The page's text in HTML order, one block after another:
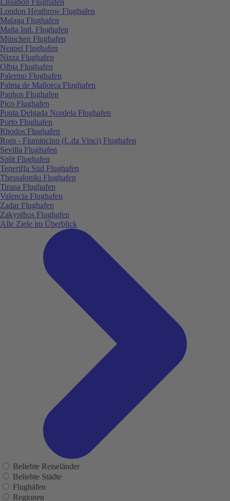
London Heathrow Flughafen
Malaga Flughafen
Malta Intl. Flughafen
München Flughafen
Neapel Flughafen
Nizza Flughafen
Olbia Flughafen
Palermo Flughafen
Palma de Mallorca Flughafen
Paphos Flughafen
Pico Flughafen
Ponta Delgada Nordela Flughafen
Porto Flughafen
Rhodos Flughafen
Rom - Fiumincino (L.da Vinci) Flughafen
Sevilla Flughafen
Split Flughafen
Teneriffa Süd Flughafen
Thessaloniki Flughafen
Tirana Flughafen
Valencia Flughafen
Zadar Flughafen
Zakynthos Flughafen
Alle Ziele im Überblick
Beliebte Reiseländer
Beliebte Städte
Flughäfen
Regionen